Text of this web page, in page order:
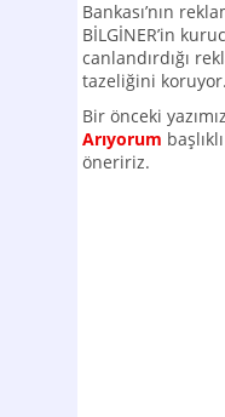
Bankası’nın
BİLGİNER’in
canlandırdığı
tazeliğini koruyor.
Bir önceki
Arıyorum
öneririz.